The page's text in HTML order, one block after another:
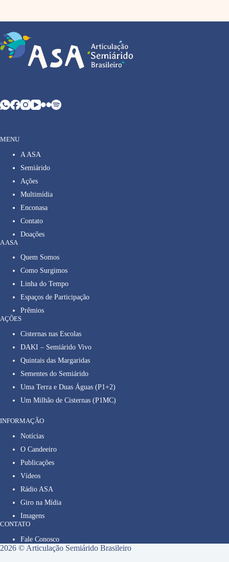
MENU
A ASA
Semiárido
Ações
Multimídia
Enconasa
Contato
Doações
A ASA
Quem Somos
Como Surgimos
Linha do Tempo
Espaços de Participação
Prêmios
AÇÕES
Cisternas nas Escolas
DAKI – Semiárido Vivo
Quintais das Margaridas
Sementes do Semiárido
Uma Terra e Duas Águas (P1+2)
Um Milhão de Cisternas (P1MC)
INFORMAÇÃO
Notícias
O Candeeiro
Publicações
Vídeos
Rádio ASA
Giro na Mídia
Imagens
CONTATO
Fale Conosco
2026 © Articulação Semiárido Brasileiro